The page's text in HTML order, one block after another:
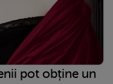
pot obține un